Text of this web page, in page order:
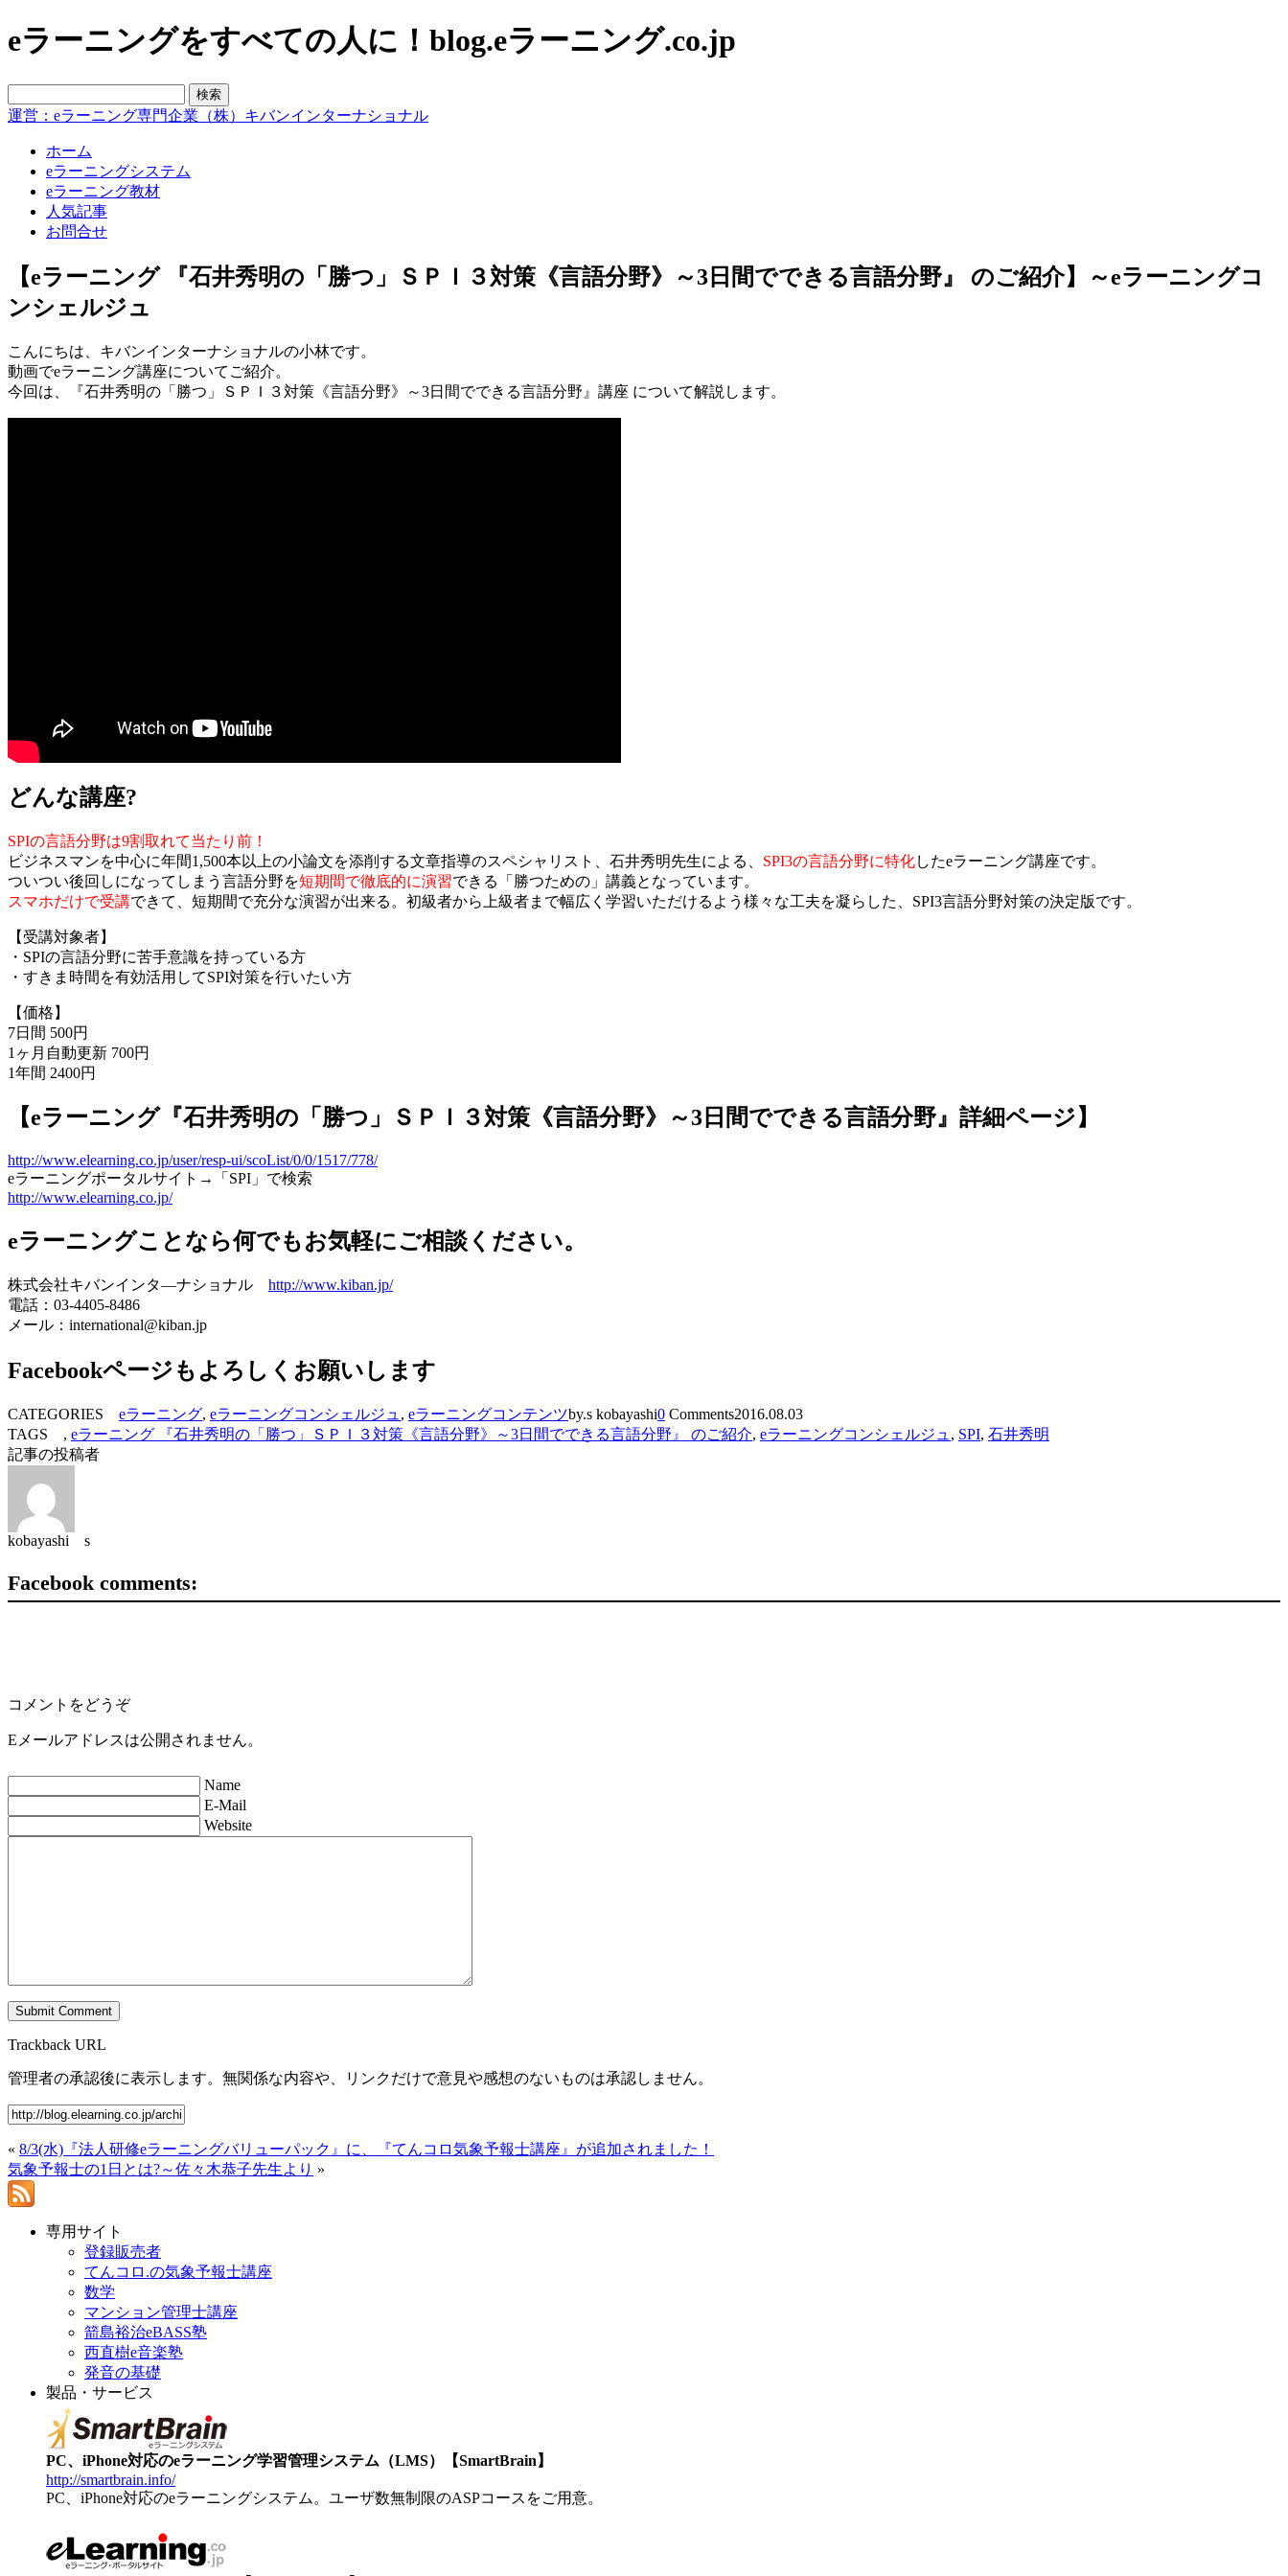
eラーニングをすべての人に！blog.eラーニング.co.jp
運営：eラーニング専門企業（株）キバンインターナショナル
ホーム
eラーニングシステム
eラーニング教材
人気記事
お問合せ
【eラーニング 『石井秀明の「勝つ」ＳＰＩ３対策《言語分野》～3日間でできる言語分野』 のご紹介】～eラーニングコ
ンシェルジュ
こんにちは、キバンインターナショナルの小林です。
動画でeラーニング講座についてご紹介。
今回は、『石井秀明の「勝つ」ＳＰＩ３対策《言語分野》～3日間でできる言語分野』講座 について解説します。
どんな講座?
SPIの言語分野は9割取れて当たり前！
ビジネスマンを中心に年間1,500本以上の小論文を添削する文章指導のスペシャリスト、石井秀明先生による、 SPI3の言語分野に特化したeラーニング講座です。
ついつい後回しになってしまう言語分野を短期間で徹底的に演習できる「勝つための」講義となっています。
スマホだけで受講できて、短期間で充分な演習が出来る。初級者から上級者まで幅広く学習いただけるよう様々な工夫を凝らした、SPI3言語分野対策の決定版です。
【受講対象者】
・SPIの言語分野に苦手意識を持っている方
・すきま時間を有効活用してSPI対策を行いたい方
【価格】
7日間 500円
1ヶ月自動更新 700円
1年間 2400円
【eラーニング『石井秀明の「勝つ」ＳＰＩ３対策《言語分野》～3日間でできる言語分野』詳細ページ】
http://www.elearning.co.jp/user/resp-ui/scoList/0/0/1517/778/
eラーニングポータルサイト→「SPI」で検索
http://www.elearning.co.jp/
eラーニングことなら何でもお気軽にご相談ください。
株式会社キバンインタ―ナショナル http://www.kiban.jp/
電話：03-4405-8486
メール：international@kiban.jp
Facebookページもよろしくお願いします
CATEGORIES eラーニング, eラーニングコンシェルジュ , eラーニングコンテンツby.s kobayashi0 Comments2016.08.03
TAGS , eラーニング 『石井秀明の「勝つ」ＳＰＩ３対策《言語分野》～3日間でできる言語分野』 のご紹介, eラーニングコンシェルジュ , SPI, 石井秀明
記事の投稿者
kobayashi s
Facebook comments:
コメントをどうぞ
Eメールアドレスは公開されません。
Name
E-Mail
Website
Trackback URL
管理者の承認後に表示します。無関係な内容や、リンクだけで意見や感想のないものは承認しません。
« 8/3(水)『法人研修eラーニングバリューパック』に、『てんコロ気象予報士講座』が追加されました！
気象予報士の1日とは?～佐々木恭子先生より »
専用サイト
登録販売者
てんコロ.の気象予報士講座
数学
マンション管理士講座
箭島裕治eBASS塾
西直樹e音楽塾
発音の基礎
製品・サービス
PC、iPhone対応のeラーニング学習管理システム（LMS）【SmartBrain】
http://smartbrain.info/
PC、iPhone対応のeラーニングシステム。ユーザ数無制限のASPコースをご用意。